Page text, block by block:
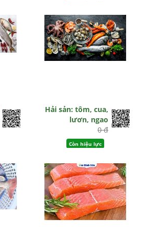
Hải sản: tôm, cua,
lươn, ngao
0 đ
Còn hiệu lực